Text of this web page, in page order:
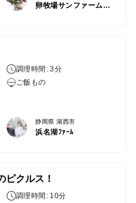
卵牧場サンファームひなたまこっこ
調理時間: 3分
ご飯もの
静岡県 湖西市
浜名湖ﾌｧｰﾑ
ピクルス！
調理時間: 10分